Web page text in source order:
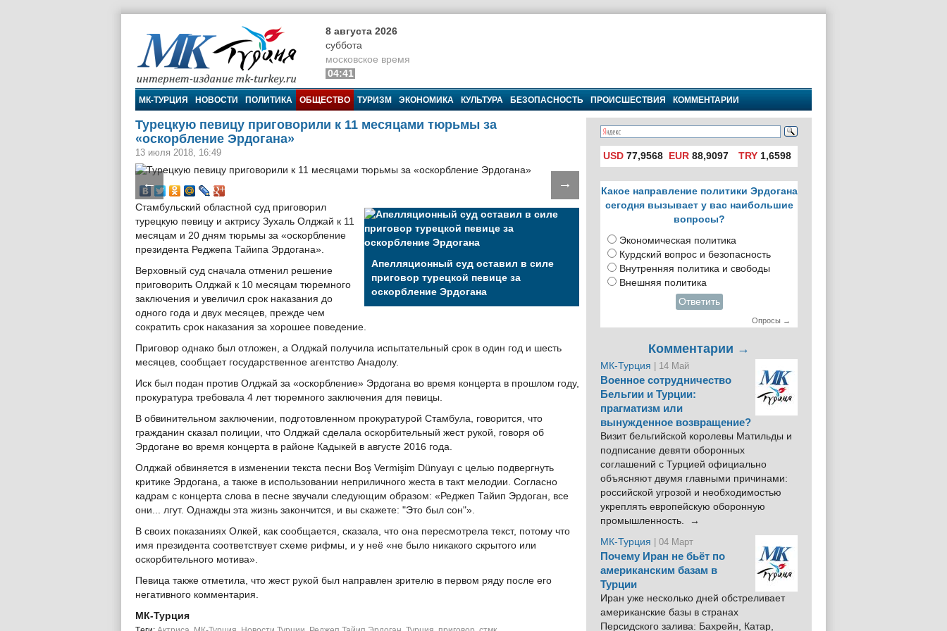
МК-Турция
8 августа 2026
суббота
московское время
04:41
МК-ТУРЦИЯ НОВОСТИ ПОЛИТИКА ОБЩЕСТВО ТУРИЗМ ЭКОНОМИКА КУЛЬТУРА БЕЗОПАСНОСТЬ ПРОИСШЕСТВИЯ КОММЕНТАРИИ
Турецкую певицу приговорили к 11 месяцами тюрьмы за
«оскорбление Эрдогана»
13 июля 2018, 16:49
← →
Апелляционный суд оставил в силе
приговор турецкой певице за
оскорбление Эрдогана
Стамбульский областной суд приговорил
турецкую певицу и актрису Зухаль Олджай к 11
месяцам и 20 дням тюрьмы за «оскорбление
президента Реджепа Тайипа Эрдогана».
Верховный суд сначала отменил решение
приговорить Олджай к 10 месяцам тюремного
заключения и увеличил срок наказания до
одного года и двух месяцев, прежде чем
сократить срок наказания за хорошее поведение.
Приговор однако был отложен, а Олджай получила испытательный срок в один год и шесть
месяцев, сообщает государственное агентство Анадолу.
Иск был подан против Олджай за «оскорбление» Эрдогана во время концерта в прошлом году,
прокуратура требовала 4 лет тюремного заключения для певицы.
В обвинительном заключении, подготовленном прокуратурой Стамбула, говорится, что
гражданин сказал полиции, что Олджай сделала оскорбительный жест рукой, говоря об
Эрдогане во время концерта в районе Кадыкей в августе 2016 года.
Олджай обвиняется в изменении текста песни Boş Vermişim Dünyayı с целью подвергнуть
критике Эрдогана, а также в использовании неприличного жеста в такт мелодии. Согласно
кадрам с концерта слова в песне звучали следующим образом: «Реджеп Тайип Эрдоган, все
они... лгут. Однажды эта жизнь закончится, и вы скажете: "Это был сон"».
В своих показаниях Олкей, как сообщается, сказала, что она пересмотрела текст, потому что
имя президента соответствует схеме рифмы, и у неё «не было никакого скрытого или
оскорбительного мотива».
Певица также отметила, что жест рукой был направлен зрителю в первом ряду после его
негативного комментария.
МК-Турция
USD 77,9568 EUR 88,9097 TRY1,6598
Какое направление политики Эрдогана
сегодня вызывает у вас наибольшие
вопросы?
Экономическая политика
Курдский вопрос и безопасность
Внутренняя политика и свободы
Внешняя политика
Ответить
Опросы →
Комментарии →
МК-Турция | 14 Май
Военное сотрудничество
Бельгии и Турции:
прагматизм или
вынужденное возвращение?
Визит бельгийской королевы Матильды и
подписание девяти оборонных
соглашений с Турцией официально
объясняют двумя главными причинами:
российской угрозой и необходимостью
укреплять европейскую оборонную
промышленность. →
МК-Турция
| 04 Март
Почему Иран не бьёт по
американским базам в
Турции
Иран уже несколько дней обстреливает
американские базы в странах
Персидского залива: Бахрейн, Катар,